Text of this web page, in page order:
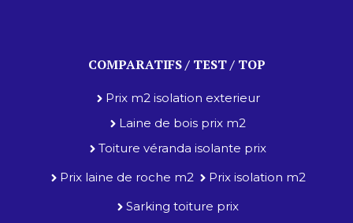
COMPARATIFS / TEST / TOP
Prix m2 isolation exterieur
Laine de bois prix m2
Toiture véranda isolante prix
Prix laine de roche m2
Prix isolation m2
Sarking toiture prix